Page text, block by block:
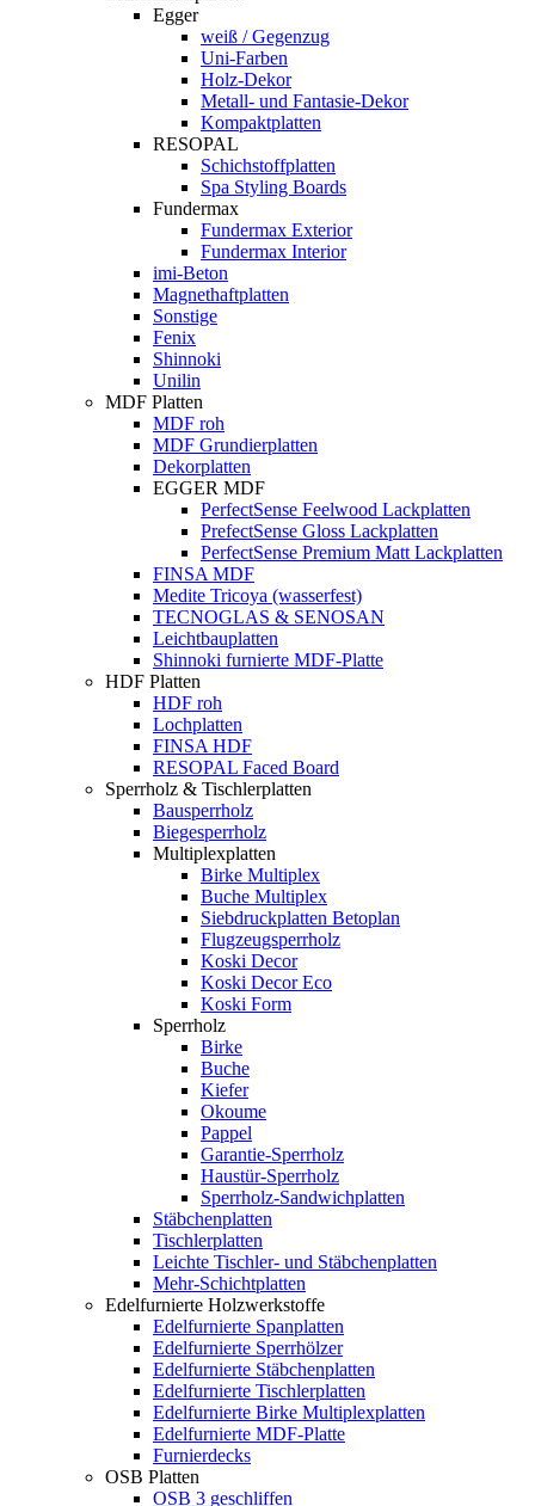
Egger
weiß / Gegenzug
Uni-Farben
Holz-Dekor
Metall- und Fantasie-Dekor
Kompaktplatten
RESOPAL
Schichstoffplatten
Spa Styling Boards
Fundermax
Fundermax Exterior
Fundermax Interior
imi-Beton
Magnethaftplatten
Sonstige
Fenix
Shinnoki
Unilin
MDF Platten
MDF roh
MDF Grundierplatten
Dekorplatten
EGGER MDF
PerfectSense Feelwood Lackplatten
PrefectSense Gloss Lackplatten
PerfectSense Premium Matt Lackplatten
FINSA MDF
Medite Tricoya (wasserfest)
TECNOGLAS & SENOSAN
Leichtbauplatten
Shinnoki furnierte MDF-Platte
HDF Platten
HDF roh
Lochplatten
FINSA HDF
RESOPAL Faced Board
Sperrholz & Tischlerplatten
Bausperrholz
Biegesperrholz
Multiplexplatten
Birke Multiplex
Buche Multiplex
Siebdruckplatten Betoplan
Flugzeugsperrholz
Koski Decor
Koski Decor Eco
Koski Form
Sperrholz
Birke
Buche
Kiefer
Okoume
Pappel
Garantie-Sperrholz
Haustür-Sperrholz
Sperrholz-Sandwichplatten
Stäbchenplatten
Tischlerplatten
Leichte Tischler- und Stäbchenplatten
Mehr-Schichtplatten
Edelfurnierte Holzwerkstoffe
Edelfurnierte Spanplatten
Edelfurnierte Sperrhölzer
Edelfurnierte Stäbchenplatten
Edelfurnierte Tischlerplatten
Edelfurnierte Birke Multiplexplatten
Edelfurnierte MDF-Platte
Furnierdecks
OSB Platten
OSB 3 geschliffen